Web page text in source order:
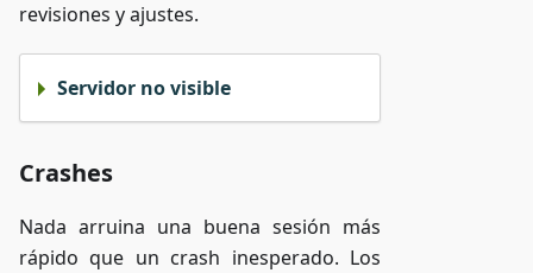
revisiones y ajustes.
Servidor no visible
Crashes
Nada arruina una buena sesión más
rápido que un crash inesperado. Los